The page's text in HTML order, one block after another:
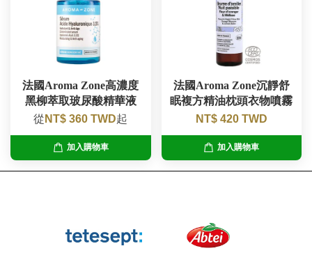
法國Aroma Zone高濃度
黑柳萃取玻尿酸精華液
從 NT$ 360 TWD起
加入購物車
法國Aroma Zone沉靜舒
眠複方精油枕頭衣物噴霧
NT$ 420 TWD
加入購物車